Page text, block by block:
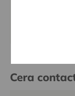
DE BATTERIE,
Cera